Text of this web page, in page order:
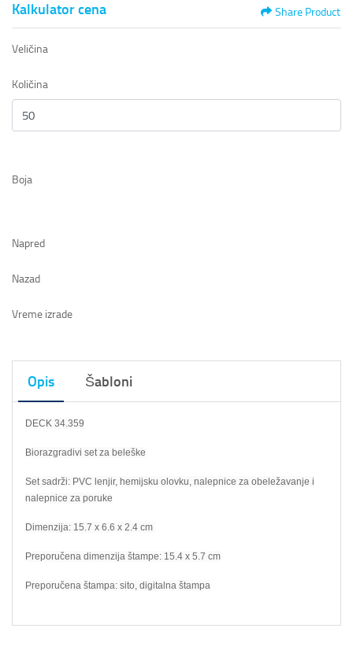
Kalkulator cena Share Product
Veličina
Količina
Boja
Napred
Nazad
Vreme izrade
Opis Šabloni
DECK 34.359
Biorazgradivi set za beleške
Set sadrži: PVC lenjir, hemijsku olovku, nalepnice za obeležavanje i
nalepnice za poruke
Dimenzija: 15.7 x 6.6 x 2.4 cm
Preporučena dimenzija štampe: 15.4 x 5.7 cm
Preporučena štampa: sito, digitalna štampa